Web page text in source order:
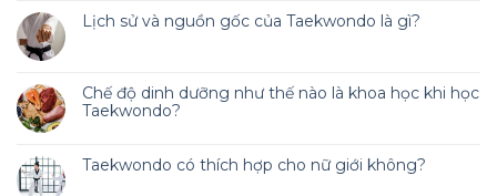
Lịch sử và nguồn gốc của Taekwondo là gì?
Chế độ dinh dưỡng như thế nào là khoa học khi học
Taekwondo?
Taekwondo có thích hợp cho nữ giới không?